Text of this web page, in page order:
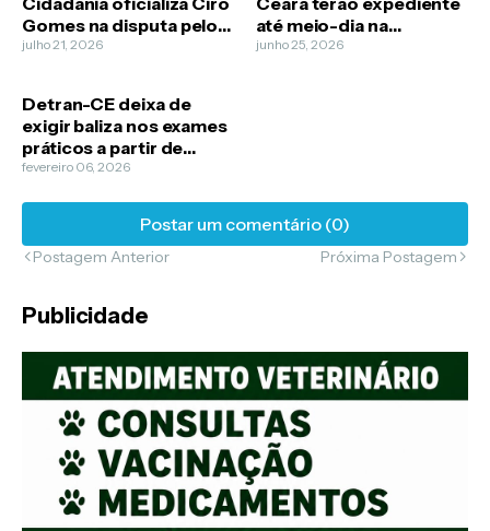
Gomes na disputa pelo
Governo do Ceará
julho 21, 2026
até meio-dia na
segunda-feira por causa
junho 25, 2026
Detran-CE deixa de
exigir baliza nos exames
práticos a partir de
segunda-feira (9)
fevereiro 06, 2026
Postar um comentário (0)
Postagem Anterior Próxima Postagem
Publicidade